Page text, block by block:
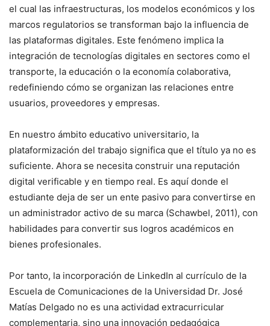
el cual las infraestructuras, los modelos económicos y los
marcos regulatorios se transforman bajo la influencia de
las plataformas digitales. Este fenómeno implica la
integración de tecnologías digitales en sectores como el
transporte, la educación o la economía colaborativa,
redefiniendo cómo se organizan las relaciones entre
usuarios, proveedores y empresas.
En nuestro ámbito educativo universitario, la
plataformización del trabajo significa que el título ya no es
suficiente. Ahora se necesita construir una reputación
digital verificable y en tiempo real. Es aquí donde el
estudiante deja de ser un ente pasivo para convertirse en
un administrador activo de su marca (Schawbel, 2011), con
habilidades para convertir sus logros académicos en
bienes profesionales.
Por tanto, la incorporación de LinkedIn al currículo de la
Escuela de Comunicaciones de la Universidad Dr. José
Matías Delgado no es una actividad extracurricular
complementaria, sino una innovación pedagógica